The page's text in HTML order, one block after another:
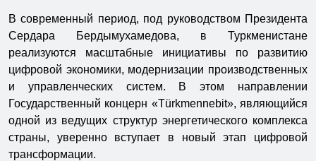
В современный период, под руководством Президента
Сердара Бердымухамедова, в Туркменистане
реализуются масштабные инициативы по развитию
цифровой экономики, модернизации производственных
и управленческих систем. В этом направлении
Государственный концерн «Türkmennebit», являющийся
одной из ведущих структур энергетического комплекса
страны, уверенно вступает в новый этап цифровой
трансформации.